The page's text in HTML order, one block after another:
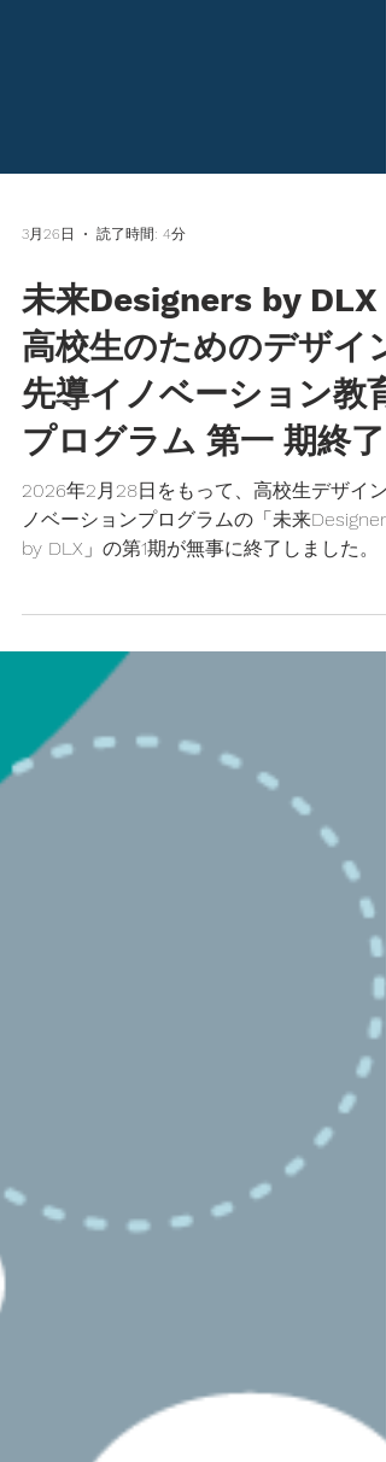
3月26日 読了時間: 4分
未来Designers by DLX -
高校生のためのデザイン
先導イノベーション教育
プログラム 第一 期終了
2026年2月28日をもって、高校生デザイン
by DLX」の第1期が無事に終了しました。 三
10月から2026年2月までの約5か月間、選抜
された24名の高校生が、デザイン、イノベ
ーション、そしてプロトタイピングについ
学びました。